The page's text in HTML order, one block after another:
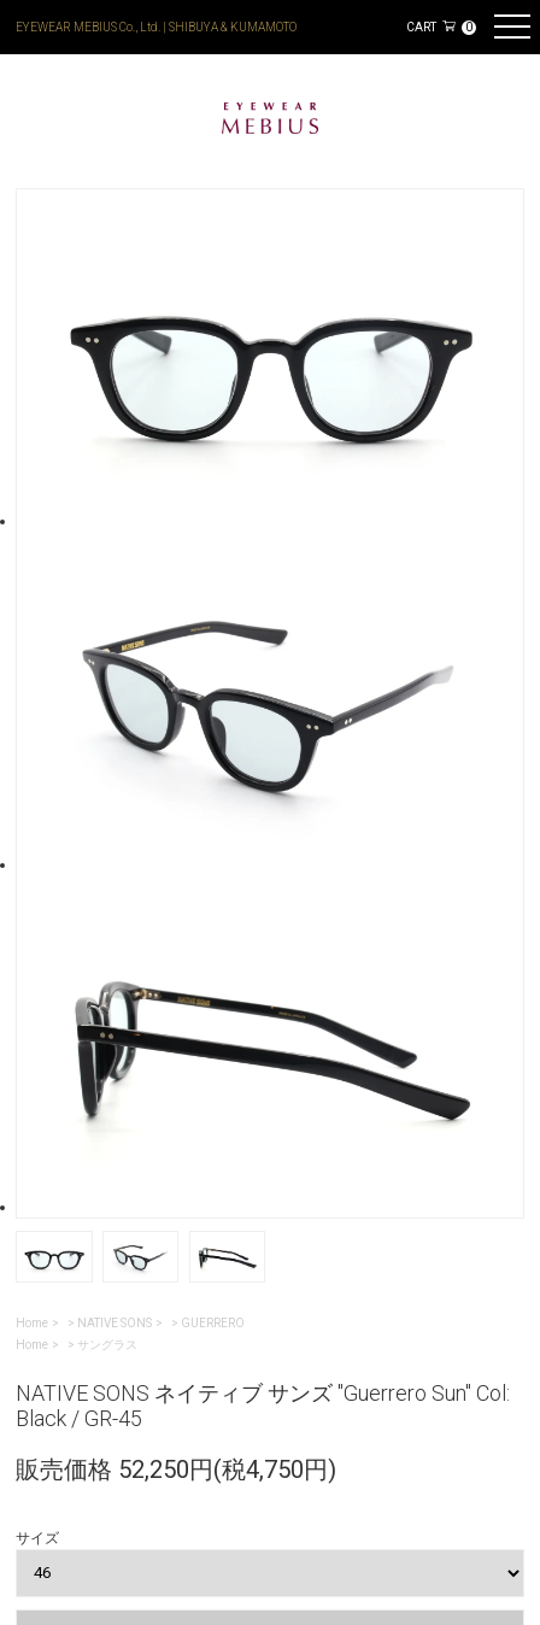
EYEWEAR MEBIUS Co., Ltd. | SHIBUYA & KUMAMOTO CART 0
Home > NATIVE SONS > GUERRERO
Home
> サングラス
NATIVE SONS ネイティブ サンズ "Guerrero Sun" Col:
Black / GR-45
販売価格 52,250円(税4,750円)
サイズ